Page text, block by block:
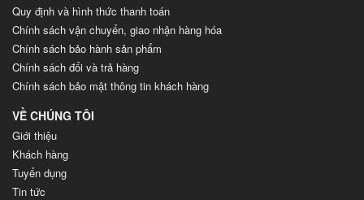
Quy định và hình thức thanh toán
Chính sách vận chuyển, giao nhận hàng hóa
Chính sách bảo hành sản phẩm
Chính sách đổi và trả hàng
Chính sách bảo mật thông tin khách hàng
VỀ CHÚNG TÔI
Giới thiệu
Khách hàng
Tuyển dụng
Tin tức